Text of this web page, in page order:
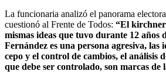
La funcionaria analizó el panorama
cuestionó al Frente de Todos: “El
mismas ideas que tuvo durante 12 años
Fernández es una persona agresiva, las
cepo y el control de cambios, el análisis
que debe ser controlado, son marcas